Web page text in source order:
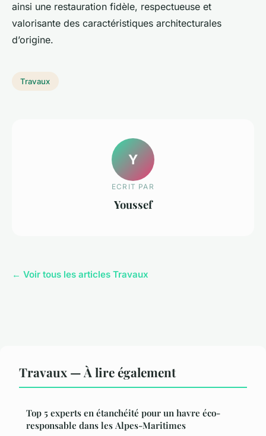
ainsi une restauration fidèle, respectueuse et
valorisante des caractéristiques architecturales
d’origine.
Travaux
Y
ECRIT PAR
Youssef
← Voir tous les articles Travaux
Travaux — À lire également
Top 5 experts en étanchéité pour un havre éco-
responsable dans les Alpes-Maritimes